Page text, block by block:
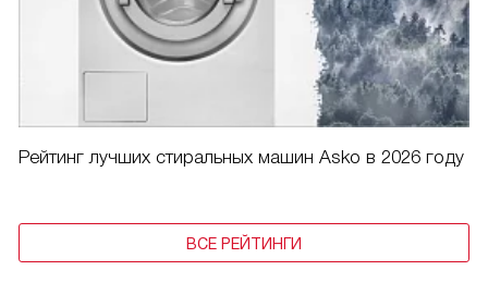
Рейтинг лучших стиральных машин Asko в 2026 году
ВСЕ РЕЙТИНГИ